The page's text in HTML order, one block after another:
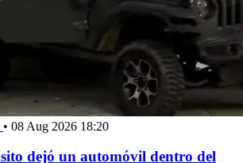
• 08 Aug 2026 18:20
dejó un automóvil dentro del